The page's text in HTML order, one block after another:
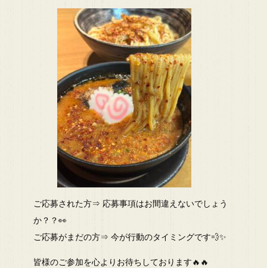
ご応募された方⇒ 応募事項はお間違えないでしょう
か？？👀
ご応募がまだの方⇒ 今が行動のタイミングです💨✨
皆様のご参加を心よりお待ちしております🔥🔥